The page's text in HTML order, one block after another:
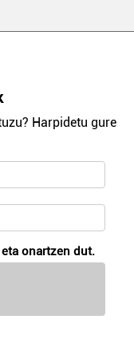
Harpidetu gure
onartzen dut.